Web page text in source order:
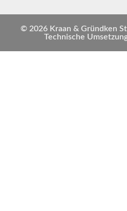
© 2026 Kraan & Gründken
Technische